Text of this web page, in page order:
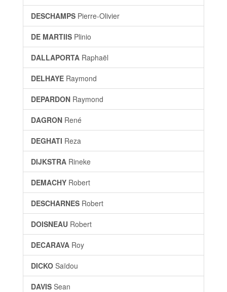
DESCHAMPS Pierre-Olivier
DE MARTIIS Plinio
DALLAPORTA Raphaël
DELHAYE Raymond
DEPARDON Raymond
DAGRON René
DEGHATI Reza
DIJKSTRA Rineke
DEMACHY Robert
DESCHARNES Robert
DOISNEAU Robert
DECARAVA Roy
DICKO Saïdou
DAVIS Sean